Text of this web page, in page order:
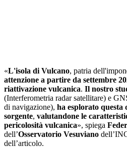
«L'isola di Vulcano, patria
attenzione a partire da settembre
riattivazione vulcanica. Il nostro
(Interferometria radar satellitare) e
di navigazione), ha esplorato questa
sorgente, valutandone le
pericolosità vulcanica», spiega
dell’Osservatorio Vesuviano
dell’articolo.